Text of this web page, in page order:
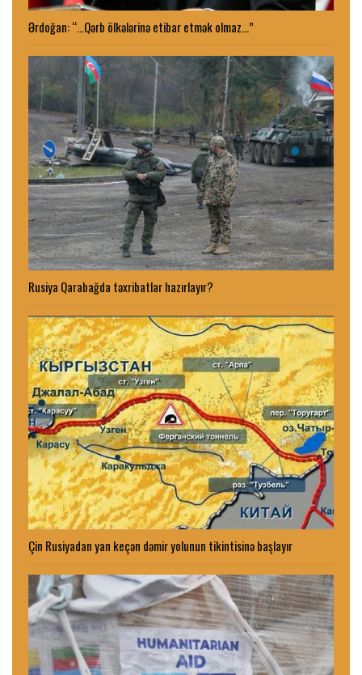
Ərdoğan: “…Qərb ölkələrinə etibar etmək olmaz…”
Rusiya Qarabağda təxribatlar hazırlayır?
Çin Rusiyadan yan keçən dəmir yolunun tikintisinə başlayır